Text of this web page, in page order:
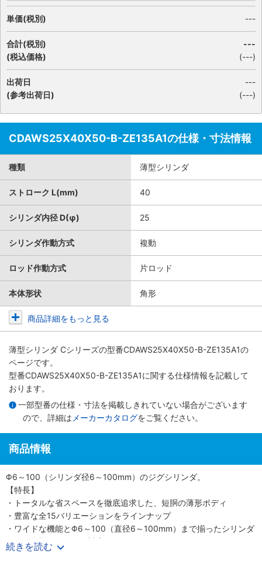
単価(税別) ---
合計(税別)
(税込価格)
---
(---)
出荷日
(参考出荷日)
---
(---)
CDAWS25X40X50-B-ZE135A1の仕様・寸法情報
種類 薄型シリンダ
ストローク L(mm) 40
シリンダ内径 D(φ) 25
シリンダ作動方式 複動
ロッド作動方式 片ロッド
本体形状 角形
商品詳細をもっと見る
薄型シリンダ Cシリーズの型番CDAWS25X40X50-B-ZE135A1の
ページです。
型番CDAWS25X40X50-B-ZE135A1に関する仕様情報を記載して
おります。
一部型番の仕様・寸法を掲載しきれていない場合がございます
ので、詳細は メーカーカタログをご覧ください。
商品情報
Φ6～100（シリンダ径6～100mm）のジグシリンダ。
【特長】
・トータルな省スペースを徹底追求した、短胴の薄形ボディ
・豊富な全15バリエーションをラインナップ
・ワイドな機能とΦ6～100（直径6～100mm）まで揃ったシリンダ
径で、多様なニーズに対応
・スクエアロッドで回転レス機能がプラス、機械装置の高効率設計
続きを読む